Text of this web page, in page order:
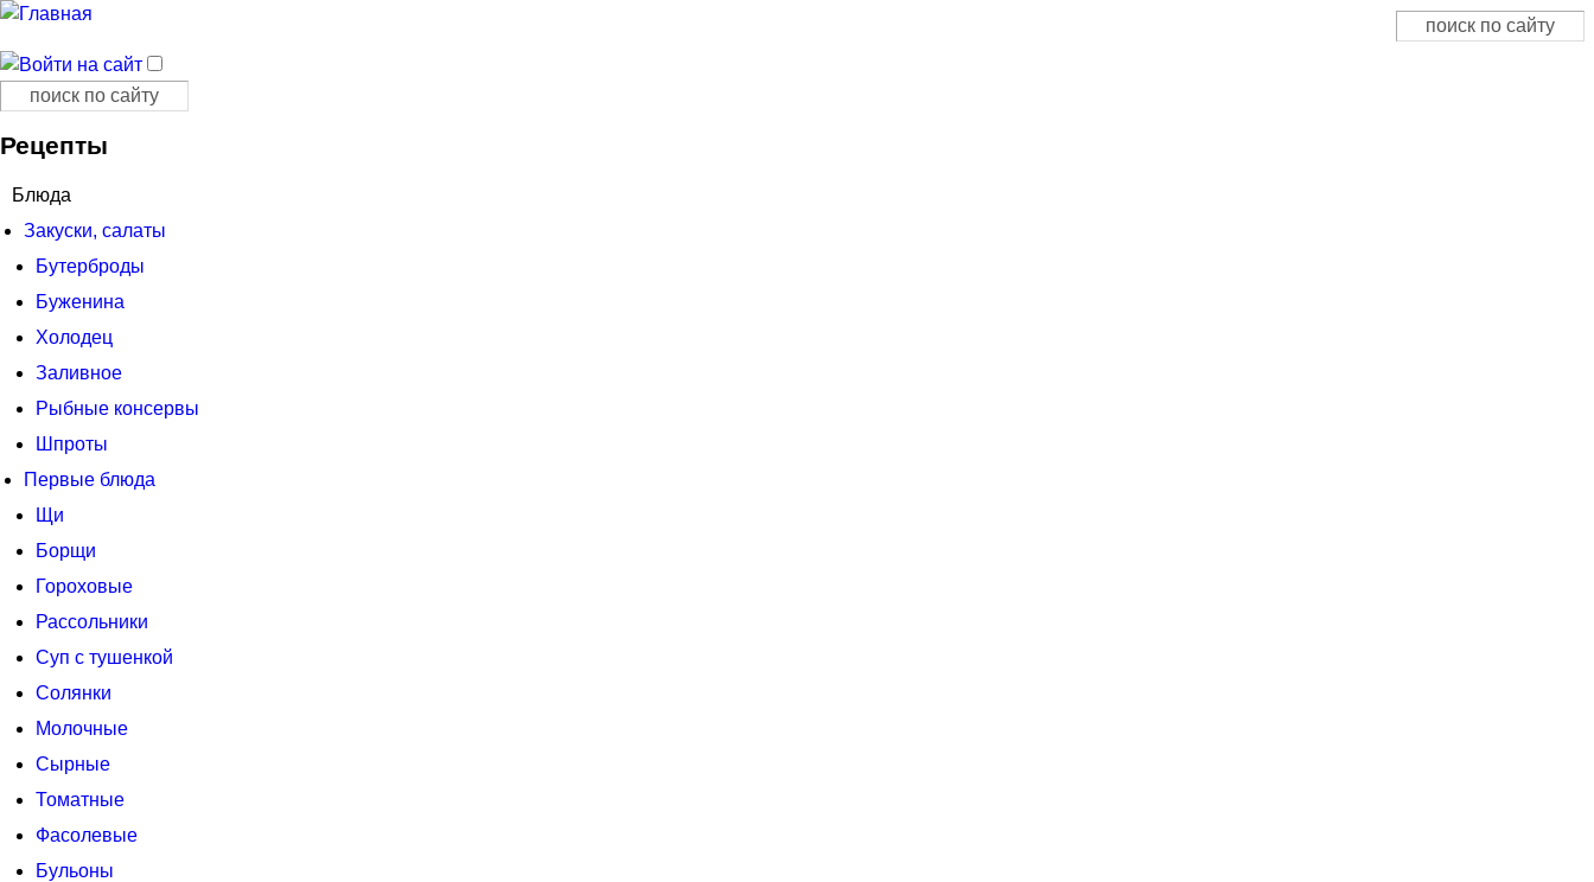
Форма поиска
Поиск
Форма поиска
Поиск
Рецепты
Блюда
Закуски, салаты
Бутерброды
Буженина
Холодец
Заливное
Рыбные консервы
Шпроты
Первые блюда
Щи
Борщи
Гороховые
Рассольники
Суп с тушенкой
Солянки
Молочные
Сырные
Томатные
Фасолевые
Бульоны